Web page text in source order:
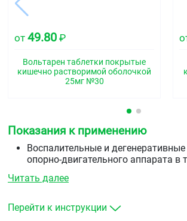
от 49.80 ₽
Вольтарен таблетки покрытые
кишечно растворимой оболочкой
25мг №30
Показания к применению
Воспалительные и
опорно-двигательного аппарата в
артрит
спондилоаргропатии
Читать далее
Перейти к инструкции